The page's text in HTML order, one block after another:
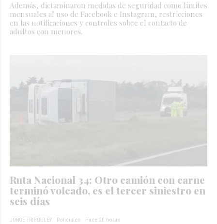
Además, dictaminaron medidas de seguridad como límites
mensuales al uso de Facebook e Instagram, restricciones
en las notificaciones y controles sobre el contacto de
adultos con menores.
Ruta Nacional 34: Otro camión con carne
terminó volcado, es el tercer siniestro en
seis días
JORGE TRIBOULEY Policiales Hace 20 horas